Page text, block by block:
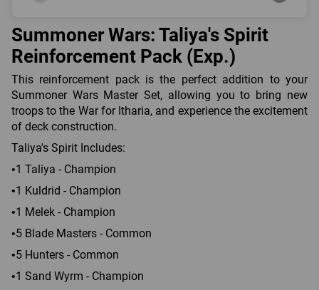
Summoner Wars: Taliya's Spirit
Reinforcement Pack (Exp.)
This reinforcement pack is the perfect addition to your
Summoner Wars Master Set, allowing you to bring new
troops to the War for Itharia, and experience the excitement
of deck construction.
Taliya's Spirit Includes:
•1 Taliya - Champion
•1 Kuldrid - Champion
•1 Melek - Champion
•5 Blade Masters - Common
•5 Hunters - Common
•1 Sand Wyrm - Champion